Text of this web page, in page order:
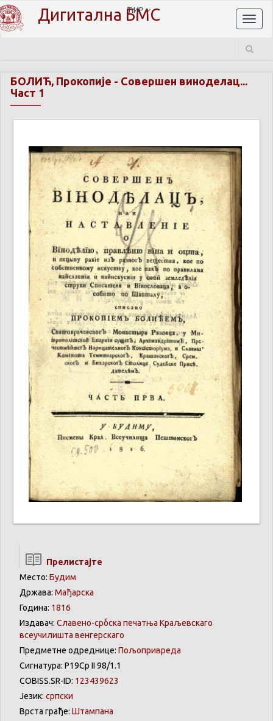
Дигитална БМС
ЋИР
БОЛИЋ, Прокопије - Совершен виноделац...
Част 1
Прелистајте
Место: Будим
Држава: Мађарска
Година: 1816
Издавач: Славено-србска печатња Краљевскаго
всеучилишта венгерскаго
Предметне одреднице: Пољопривреда
Сигнатура: Р19Ср II 98/1.1
COBISS.SR-ID: 123439623
Језик: српски
Врста грађе: Штампана